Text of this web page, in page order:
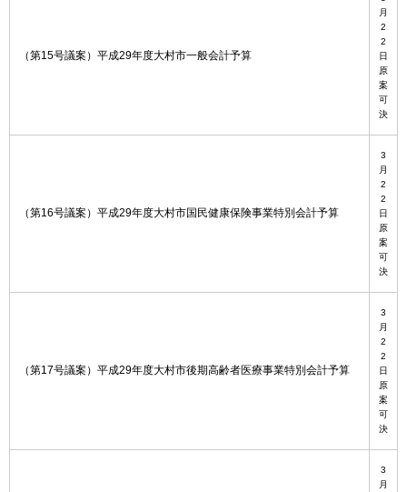
（第15号議案）平成29年度大村市一般会計予算
月
2
2
日
原
案
可
決
（第16号議案）平成29年度大村市国民健康保険事業特別会計予算
3
月
2
2
日
原
案
可
決
（第17号議案）平成29年度大村市後期高齢者医療事業特別会計予算
3
月
2
2
日
原
案
可
決
3
月